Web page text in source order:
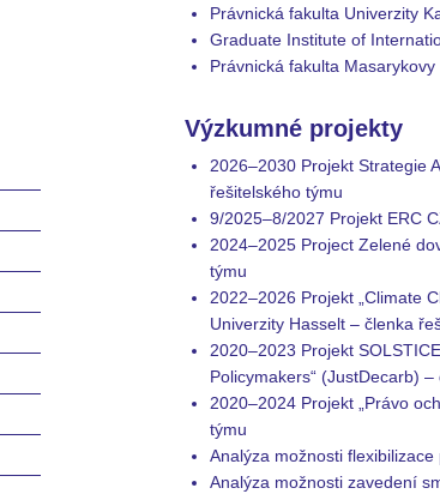
Právnická fakulta Univerzity
Graduate Institute of
Právnická fakulta
Výzkumné projekty
2026–2030 Projekt Strategie
řešitelského týmu
9/2025–8/2027 Projekt ERC
2024–2025 Project Zelené
týmu
2022–2026 Projekt „Climate
Univerzity Hasselt – členka
2020–2023 Projekt
Policymakers“ (JustDecarb)
2020–2024 Projekt „Právo
týmu
Analýza možnosti
Analýza možnosti zavedení